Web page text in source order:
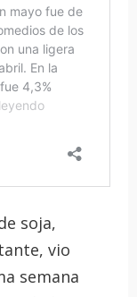
soja,
vio
semana